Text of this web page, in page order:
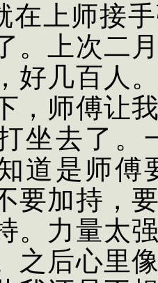
在上师接
。上次二
好几百人
，师傅让
坐去了。
道是师傅
要加持，
。力量太
之后心里